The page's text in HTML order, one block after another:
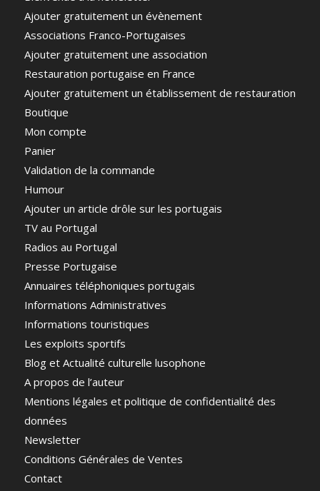
Ajouter gratuitement un évènement
Associations Franco-Portugaises
Ajouter gratuitement une association
Restauration portugaise en France
Ajouter gratuitement un établissement de restauration
Boutique
Mon compte
Panier
Validation de la commande
Humour
Ajouter un article drôle sur les portugais
TV au Portugal
Radios au Portugal
Presse Portugaise
Annuaires téléphoniques portugais
Informations Administratives
Informations touristiques
Les exploits sportifs
Blog et Actualité culturelle lusophone
A propos de l’auteur
Mentions légales et politique de confidentialité des
données
Newsletter
Conditions Générales de Ventes
Contact